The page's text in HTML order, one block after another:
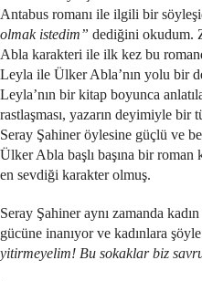
Antabus romanı ile ilgili bir
olmak istedim” dediğini okudum.
Abla karakteri ile ilk kez bu
Leyla ile Ülker Abla’nın yolu bir
Leyla’nın bir kitap boyunca
rastlaşması, yazarın deyimiyle bir
Seray Şahiner öylesine güçlü ve
Ülker Abla başlı başına bir roman
en sevdiği karakter olmuş.
Seray Şahiner aynı zamanda
gücüne inanıyor ve kadınlara
yitirmeyelim! Bu sokaklar biz